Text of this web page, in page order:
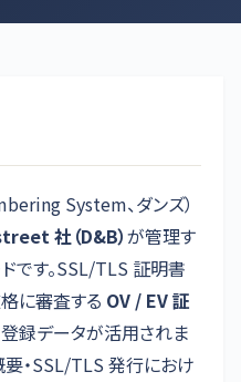
System、ダンズ）
社（D&B）が管理す
です。SSL/TLS 証明書
に審査する OV / EV 証
録データが活用されま
・SSL/TLS 発行におけ